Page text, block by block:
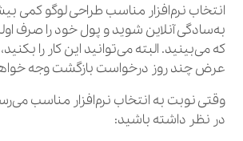
انتخاب نرم‌افزار مناسب طراحی لوگو کمی
به‌سادگی آنلاین شوید و پول خود را صرف
که می‌بینید. البته می‌توانید این کار را بکنید،
عرض چند روز درخواست بازگشت وجه
وقتی نوبت به انتخاب نرم‌افزار مناسب
در نظر داشته باشید: